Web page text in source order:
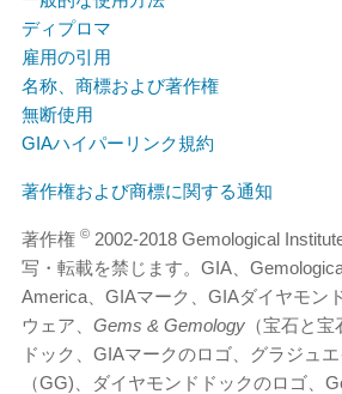
ディプロマ
雇用の引用
名称、商標および著作権
無断使用
GIAハイパーリンク規約
著作権および商標に関する通知
著作権 © 2002-2018 Gemological
写・転載を禁じます。GIA、
America、GIAマーク、GIAダイヤモン
ウェア、 Gems & Gemology （宝石と
ドック、GIAマークのロゴ、グラジュ
（GG)、ダイヤモンドドックのロゴ、